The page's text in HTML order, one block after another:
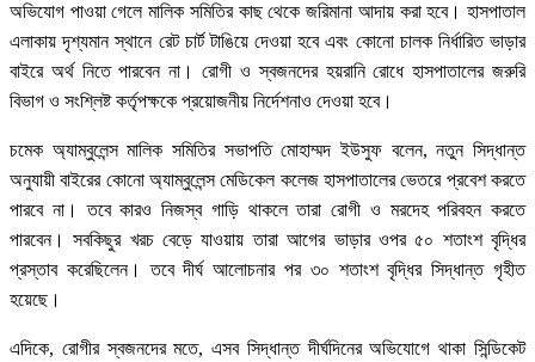
অভিযোগ পাওয়া গেলে মালিক সমিতির কাছ থেকে জরিমানা আদায় করা হবে। হাসপাতাল
এলাকায় দৃশ্যমান স্থানে রেট চার্ট টাঙিয়ে দেওয়া হবে এবং কোনো চালক নির্ধারিত ভাড়ার
বাইরে অর্থ নিতে পারবেন না। রোগী ও স্বজনদের হয়রানি রোধে হাসপাতালের জরুরি
বিভাগ ও সংশ্লিষ্ট কর্তৃপক্ষকে প্রয়োজনীয় নির্দেশনাও দেওয়া হবে।
চমেক অ্যাম্বুলেন্স মালিক সমিতির সভাপতি মোহাম্মদ ইউসুফ বলেন, নতুন সিদ্ধান্ত
অনুযায়ী বাইরের কোনো অ্যাম্বুলেন্স মেডিকেল কলেজ হাসপাতালের ভেতরে প্রবেশ করতে
পারবে না। তবে কারও নিজস্ব গাড়ি থাকলে তারা রোগী ও মরদেহ পরিবহন করতে
পারবেন। সবকিছুর খরচ বেড়ে যাওয়ায় তারা আগের ভাড়ার ওপর ৫০ শতাংশ বৃদ্ধির
প্রস্তাব করেছিলেন। তবে দীর্ঘ আলোচনার পর ৩০ শতাংশ বৃদ্ধির সিদ্ধান্ত গৃহীত
হয়েছে।
এদিকে, রোগীর স্বজনদের মতে, এসব সিদ্ধান্ত দীর্ঘদিনের অভিযোগে থাকা সিন্ডিকেট